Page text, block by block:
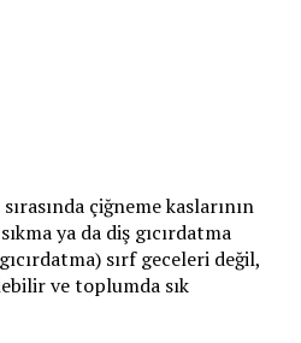
çiğneme kaslarının
ya da diş gıcırdatma
sırf geceleri değil,
ve toplumda sık